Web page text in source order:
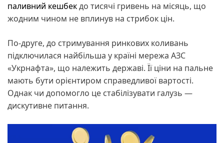
паливний кешбекдо тисячі гривень на місяць, що
жодним чином не вплинув на стрибок цін.
По-друге, до стримування ринкових коливань
підключилася найбільша у країні мережа АЗС
«Укрнафта», що належить державі. Її ціни на пальне
мають бути орієнтиром справедливої вартості.
Однак чи допомогло це стабілізувати галузь —
дискутивне питання.